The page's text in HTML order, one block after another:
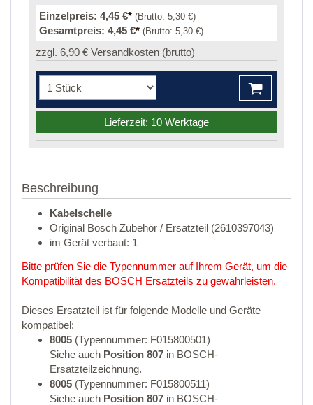
Einzelpreis: 4,45 €* (Brutto: 5,30 €)
Gesamtpreis: 4,45 €* (Brutto: 5,30 €)
zzgl. 6,90 € Versandkosten (brutto)
Lieferzeit: 10 Werktage
Beschreibung
Kabelschelle
Original Bosch Zubehör / Ersatzteil (2610397043)
im Gerät verbaut: 1
Bitte prüfen Sie die Typennummer auf Ihrem Gerät, um die
Kompatibilität des BOSCH Ersatzteils zu gewährleisten.
Dieses Ersatzteil ist für folgende Modelle und Geräte
kompatibel:
8005 (Typennummer: F015800501)
Siehe auch Position 807 in BOSCH-
Ersatzteilzeichnung.
8005 (Typennummer: F015800511)
Siehe auch Position 807 in BOSCH-